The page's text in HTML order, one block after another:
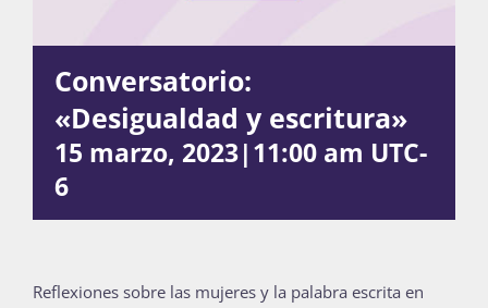
Actividades
La Boletina
Conversatorio:
«Desigualdad y escritura»
15 marzo, 2023|11:00 am UTC-
6
Reflexiones sobre las mujeres y la palabra escrita en